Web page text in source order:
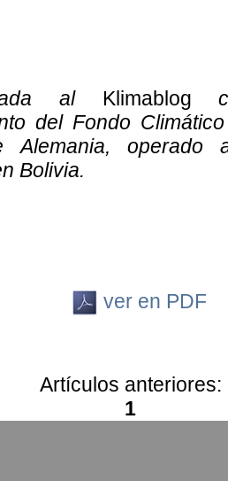
al Klimablog
del Fondo
Alemania,
Bolivia.
ver en PDF
Artículos anteriores:
1